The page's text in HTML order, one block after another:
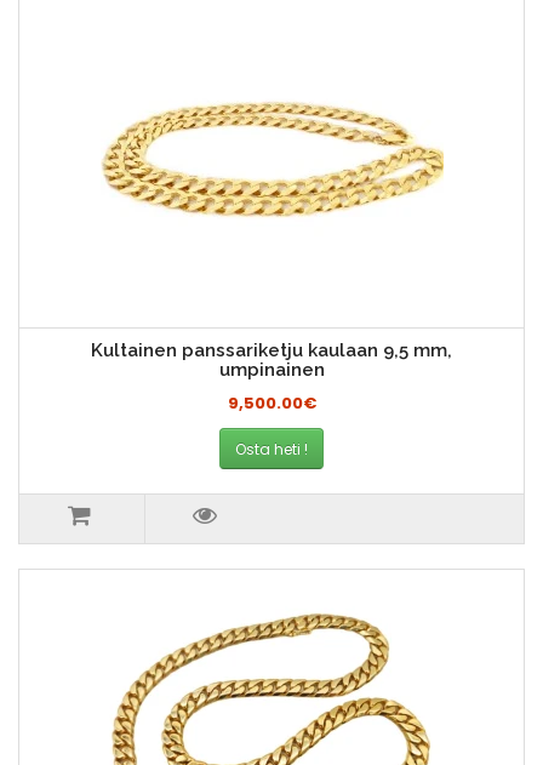
Kultainen panssariketju kaulaan 9,5 mm,
umpinainen
9,500.00€
Osta heti !